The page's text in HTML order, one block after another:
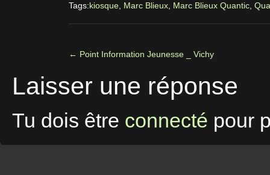
Tags:kiosque Marc Blieux Marc Blieux Quantic
← Point Information Jeunesse _ Vichy
Laisser une réponse
Tu dois être connecté pour